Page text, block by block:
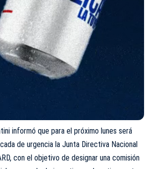
informó que para el próximo lunes será
de urgencia la Junta Directiva Nacional
con el objetivo de designar una comisión